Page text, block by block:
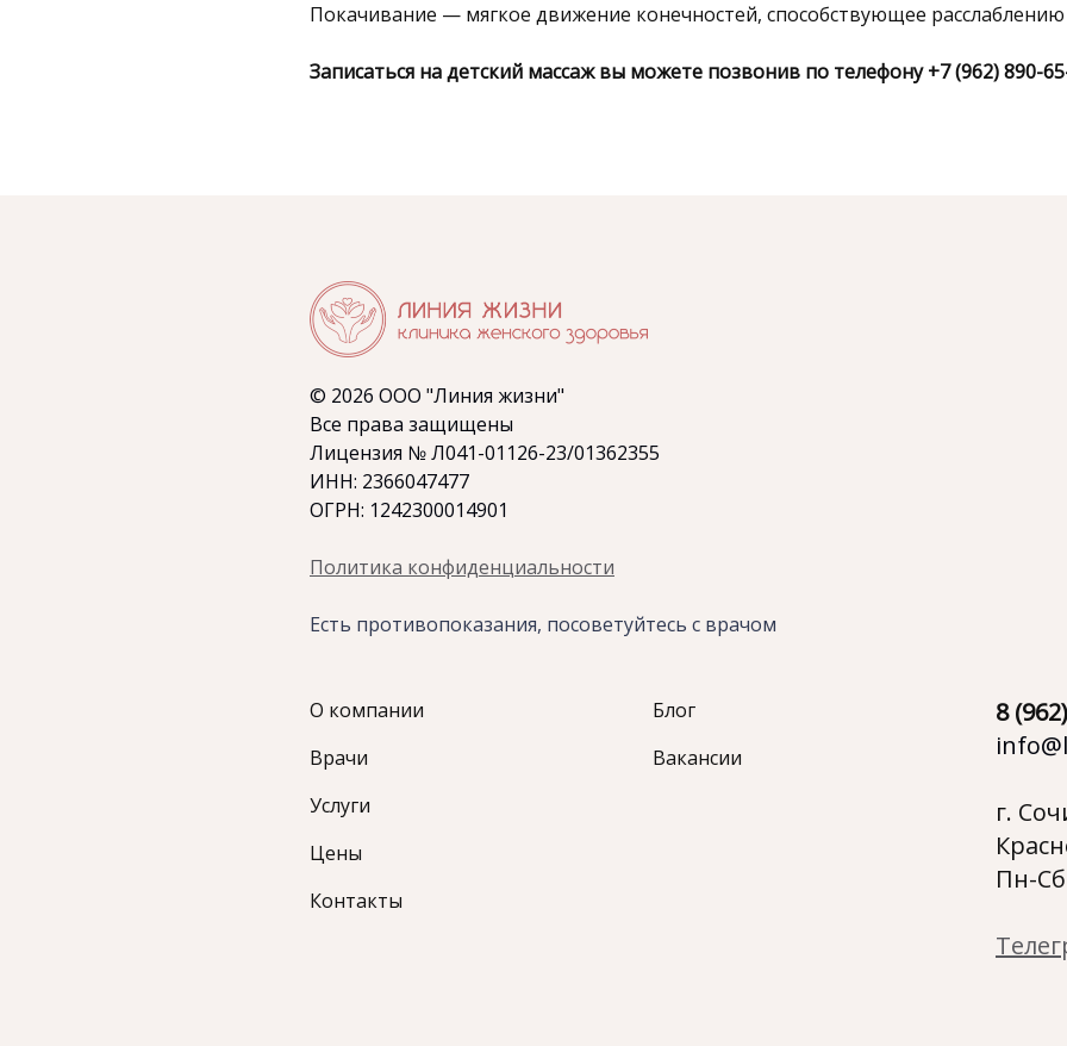
Покачивание — мягкое движение конечностей, способствующее расслаблению
Записаться на детский массаж вы можете позвонив по телефону +7 (962) 890-
© 2026 ООО "Линия жизни"
Все права защищены
Лицензия № Л041-01126-23/01362355
ИНН: 2366047477
ОГРН: 1242300014901
Политика конфиденциальности
Есть противопоказания, посоветуйтесь с врачом
О компании
Врачи
Услуги
Цены
Контакты
Блог
Вакансии
8
г.
Пн-